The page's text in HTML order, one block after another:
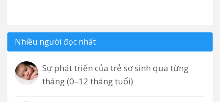
Nhiều người đọc nhất
Sự phát triển của trẻ sơ sinh qua từng
tháng (0–12 tháng tuổi)